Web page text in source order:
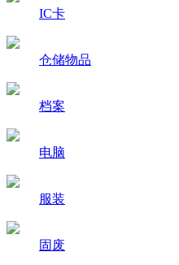
IC卡
仓储物品
档案
电脑
服装
固废